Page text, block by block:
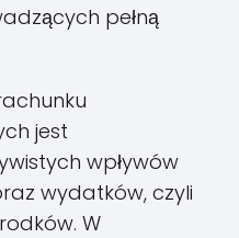
pełną
jest
wpływów
wydatków, czyli
W